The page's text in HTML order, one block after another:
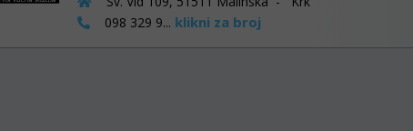
098 329 9... klikni za broj